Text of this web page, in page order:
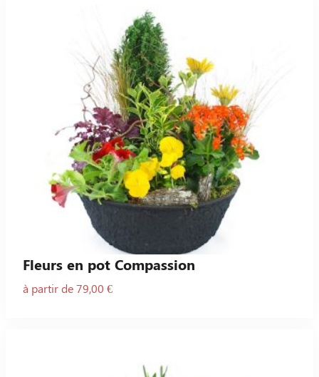
Fleurs en pot Compassion
à partir de 79,00 €